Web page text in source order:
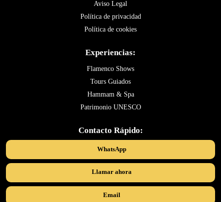
Aviso Legal
Política de privacidad
Política de cookies
Experiencias:
Flamenco Shows
Tours Guiados
Hammam & Spa
Patrimonio UNESCO
Contacto Rápido:
WhatsApp
Llamar ahora
Email